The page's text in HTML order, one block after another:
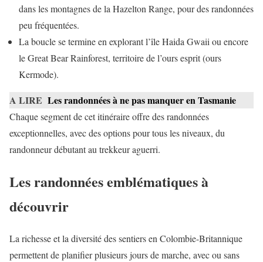
dans les montagnes de la Hazelton Range, pour des randonnées
peu fréquentées.
La boucle se termine en explorant l’île Haida Gwaii ou encore
le Great Bear Rainforest, territoire de l’ours esprit (ours
Kermode).
A LIRE Les randonnées à ne pas manquer en Tasmanie
Chaque segment de cet itinéraire offre des randonnées
exceptionnelles, avec des options pour tous les niveaux, du
randonneur débutant au trekkeur aguerri.
Les randonnées emblématiques à
découvrir
La richesse et la diversité des sentiers en Colombie-Britannique
permettent de planifier plusieurs jours de marche, avec ou sans